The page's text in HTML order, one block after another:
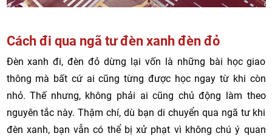
Cách đi qua ngã tư đèn xanh đèn đỏ
Đèn xanh đi, đèn đỏ dừng lại vốn là những bài học giao
thông mà bất cứ ai cũng từng được học ngay từ khi còn
nhỏ. Thế nhưng, không phải ai cũng chủ động làm theo
nguyên tắc này. Thậm chí, dù bạn di chuyển qua ngã tư khi
đèn xanh, bạn vẫn có thể bị xử phạt vì không chú ý quan